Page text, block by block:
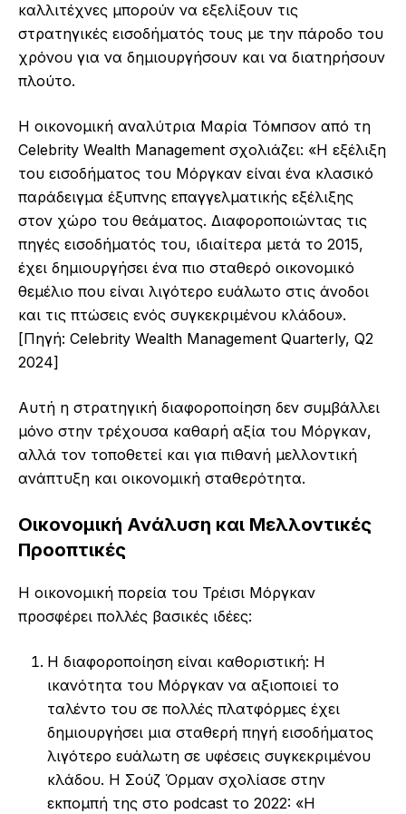
καλλιτέχνες μπορούν να εξελίξουν τις
στρατηγικές εισοδήματός τους με την πάροδο του
χρόνου για να δημιουργήσουν και να διατηρήσουν
πλούτο.
Η οικονομική αναλύτρια Μαρία Τόмпσον από τη
Celebrity Wealth Management σχολιάζει: «Η εξέλιξη
του εισοδήματος του Μόργκαν είναι ένα κλασικό
παράδειγμα έξυπνης επαγγελματικής εξέλιξης
στον χώρο του θεάματος. Διαφοροποιώντας τις
πηγές εισοδήματός του, ιδιαίτερα μετά το 2015,
έχει δημιουργήσει ένα πιο σταθερό οικονομικό
θεμέλιο που είναι λιγότερο ευάλωτο στις άνοδοι
και τις πτώσεις ενός συγκεκριμένου κλάδου».
[Πηγή: Celebrity Wealth Management Quarterly, Q2
2024]
Αυτή η στρατηγική διαφοροποίηση δεν συμβάλλει
μόνο στην τρέχουσα καθαρή αξία του Μόργκαν,
αλλά τον τοποθετεί και για πιθανή μελλοντική
ανάπτυξη και οικονομική σταθερότητα.
Οικονομική Ανάλυση και Μελλοντικές
Προοπτικές
Η οικονομική πορεία του Τρέισι Μόργκαν
προσφέρει πολλές βασικές ιδέες:
Η διαφοροποίηση είναι καθοριστική: Η
ικανότητα του Μόργκαν να αξιοποιεί το
ταλέντο του σε πολλές πλατφόρμες έχει
δημιουργήσει μια σταθερή πηγή εισοδήματος
λιγότερο ευάλωτη σε υφέσεις συγκεκριμένου
κλάδου. Η Σούζ Όρμαν σχολίασε στην
εκπομπή της στο podcast το 2022: «Η